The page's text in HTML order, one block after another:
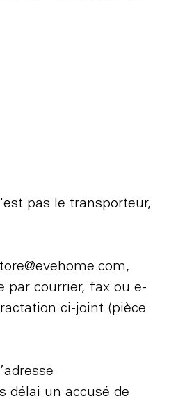
pas le transporteur,
,
par courrier, fax ou e-
ci-joint (pièce
délai un accusé de